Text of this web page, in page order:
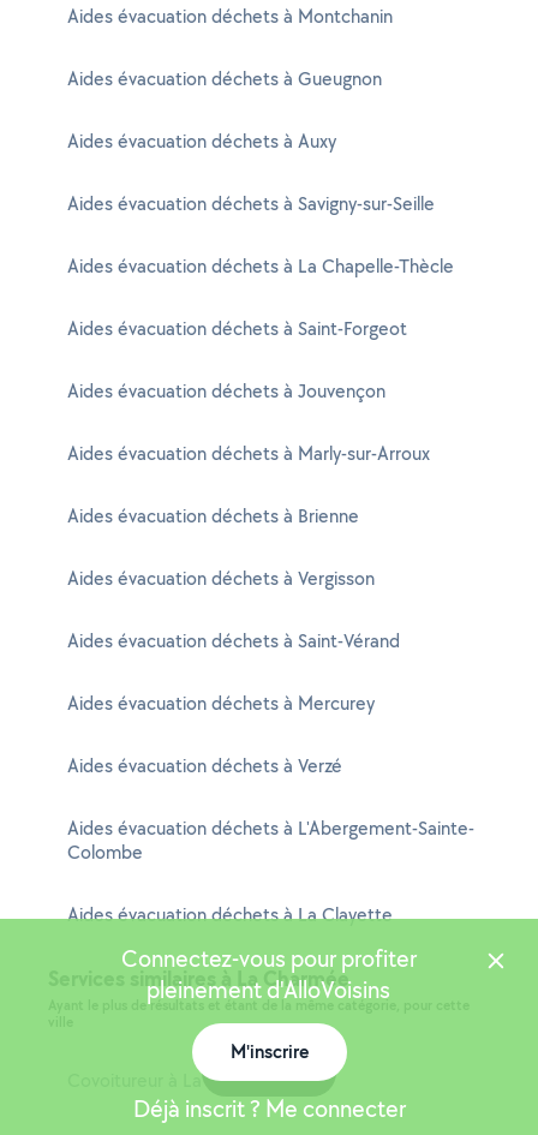
Aides évacuation déchets à Montchanin
Aides évacuation déchets à Gueugnon
Aides évacuation déchets à Auxy
Aides évacuation déchets à Savigny-sur-Seille
Aides évacuation déchets à La Chapelle-Thècle
Aides évacuation déchets à Saint-Forgeot
Aides évacuation déchets à Jouvençon
Aides évacuation déchets à Marly-sur-Arroux
Aides évacuation déchets à Brienne
Aides évacuation déchets à Vergisson
Aides évacuation déchets à Saint-Vérand
Aides évacuation déchets à Mercurey
Aides évacuation déchets à Verzé
Aides évacuation déchets à L'Abergement-Sainte-
Colombe
Aides évacuation déchets à La Clayette
Services similaires à La Charmée
Ayant le plus de résultats et étant de la même catégorie, pour cette
Covoitureur à La Charmée
Connectez-vous pour profiter
pleinement d'AlloVoisins
M'inscrire
Déjà inscrit ? Me connecter